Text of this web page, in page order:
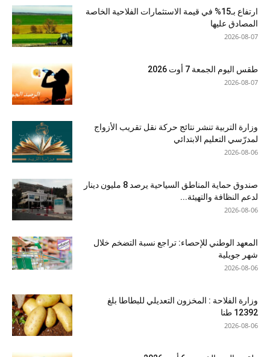
ارتفاع بـ15% في قيمة الاستثمارات الفلاحية الخاصة
المصادق عليها
2026-08-07
طقس اليوم الجمعة 7 أوت 2026
2026-08-07
وزارة التربية تنشر نتائج حركة نقل تقريب الأزواج
لمدرّسي التعليم الابتدائي
2026-08-06
صندوق حماية المناطق السياحية يرصد 8 مليون دينار
لدعم النظافة والتهيئة...
2026-08-06
المعهد الوطني للإحصاء: تراجع نسبة التضخم خلال
شهر جويلية
2026-08-06
وزارة الفلاحة : المخزون التعديلي للبطاطا بلغ
12392 طنا
2026-08-06